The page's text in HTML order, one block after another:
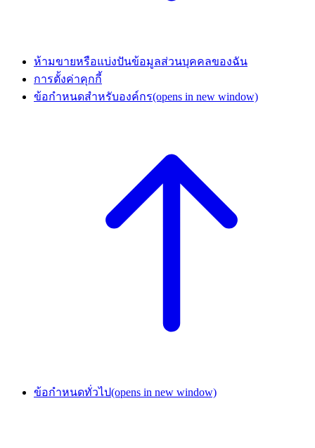
ห้ามขายหรือแบ่งปันข้อมูลส่วนบุคคลของฉัน
การตั้งค่าคุกกี้
ข้อกำหนดสำหรับองค์กร(opens in new window)
ข้อกำหนดทั่วไป(opens in new window)